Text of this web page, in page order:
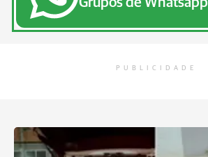
PUBLICIDADE